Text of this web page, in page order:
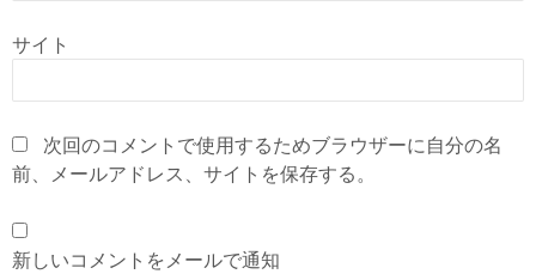
サイト
次回のコメントで使用するためブラウザーに自分の名
前、メールアドレス、サイトを保存する。
新しいコメントをメールで通知